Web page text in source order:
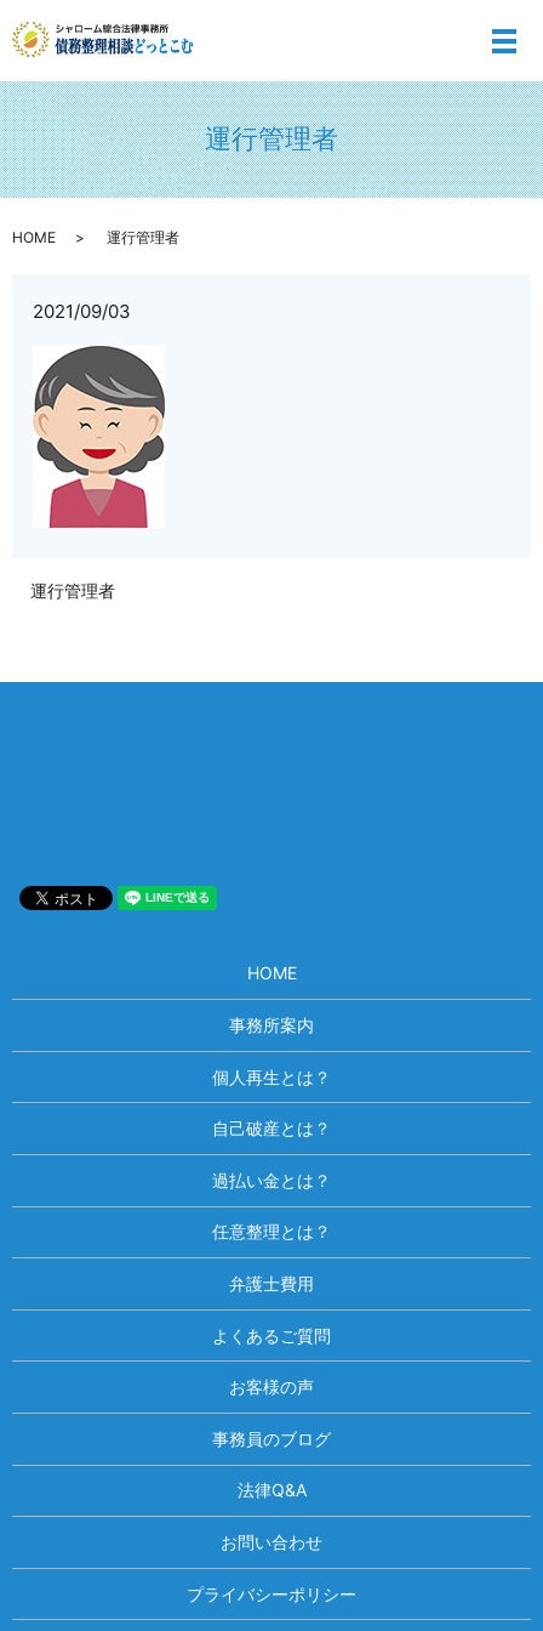
メ
運行管理者
HOME 運行管理者
2021/09/03
運行管理者
HOME
事務所案内
個人再生とは？
自己破産とは？
過払い金とは？
任意整理とは？
弁護士費用
よくあるご質問
お客様の声
事務員のブログ
法律Q&A
お問い合わせ
プライバシーポリシー